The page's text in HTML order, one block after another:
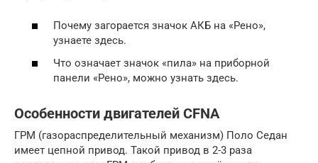
Почему загорается значок АКБ на «Рено»,
узнаете здесь.
Что означает значок «пила» на приборной
панели «Рено», можно узнать здесь.
Особенности двигателей CFNA
ГРМ (газораспределительный механизм) Поло Седан
имеет цепной привод. Такой привод в 2-3 раза